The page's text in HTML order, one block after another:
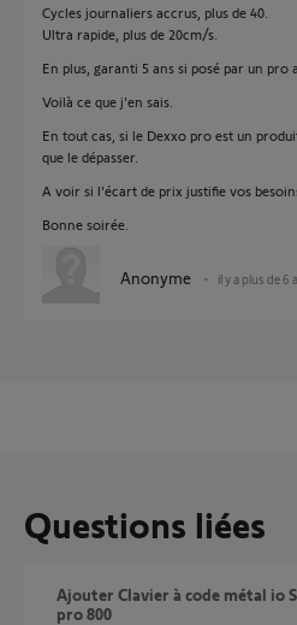
Cycles journaliers accrus, plus de 40.
Ultra rapide, plus de 20cm/s.
En plus, garanti 5 ans si posé par un pro
Voilà ce que j'en sais.
En tout cas, si le Dexxo pro est un
que le dépasser.
A voir si l'écart de prix justifie vos
Bonne soirée.
Anonyme il y a plus de 6
Questions liées
Ajouter Clavier à code métal io Somfy 1841193 sur dexxo
pro 800